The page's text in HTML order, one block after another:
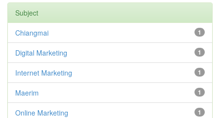
Subject
1
Chiangmai
1
Digital Marketing
1
Internet Marketing
1
Maerim
1
Online Marketing